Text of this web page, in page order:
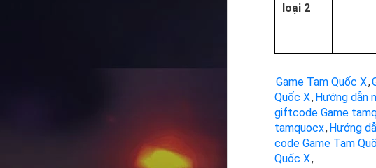
loại 2
Game Tam Quốc X,
Quốc X,Hướng dẫn
giftcode Game
tamquocx,Hướng
code Game Tam
Quốc X,